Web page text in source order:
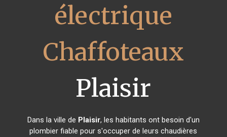
électrique
Chaffoteaux
Plaisir
Dans la ville de Plaisir, les habitants ont besoin d'un
plombier fiable pour s'occuper de leurs chaudières